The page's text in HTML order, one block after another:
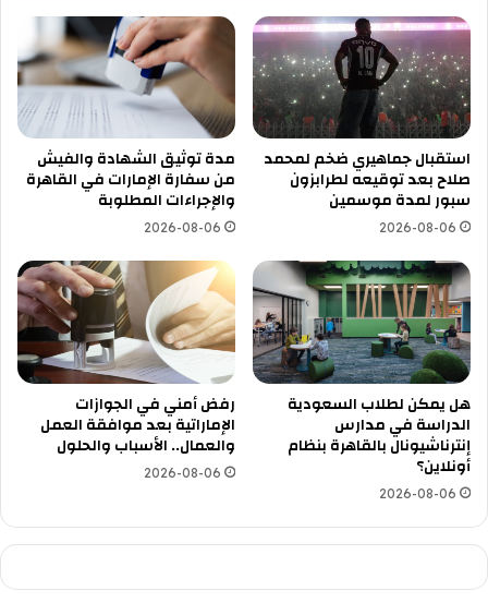
استقبال جماهيري ضخم لمحمد
صلاح بعد توقيعه لطرابزون
سبور لمدة موسمين
2026-08-06
مدة توثيق الشهادة والفيش
من سفارة الإمارات في القاهرة
والإجراءات المطلوبة
2026-08-06
هل يمكن لطلاب السعودية
الدراسة في مدارس
إنترناشيونال بالقاهرة بنظام
أونلاين؟
2026-08-06
رفض أمني في الجوازات
الإماراتية بعد موافقة العمل
والعمال.. الأسباب والحلول
2026-08-06